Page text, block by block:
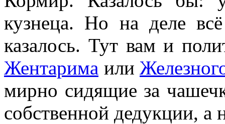
кузнеца. Но на деле
казалось. Тут вам и
Жентарима или
мирно сидящие за
собственной дедукции, а